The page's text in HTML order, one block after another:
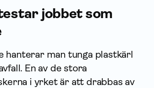
jobbet som
hanterar man tunga plastkärl
En av de stora
i yrket är att drabbas av